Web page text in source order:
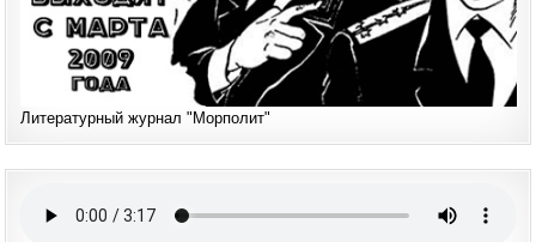
Литературный журнал "Морполит"